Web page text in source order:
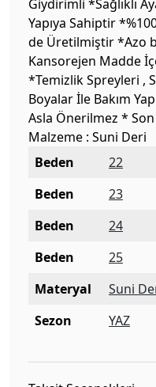
Giydirimli *Sağlıklı
Yapıya Sahiptir
de Üretilmiştir *Azo
Kansorejen Madde
*Temizlik Spreyleri ,
Boyalar İle Bakım
Asla Önerilmez *
Malzeme : Suni Deri
Beden
22
Beden
23
Beden
24
Beden
25
Materyal
Suni
Sezon
YAZ